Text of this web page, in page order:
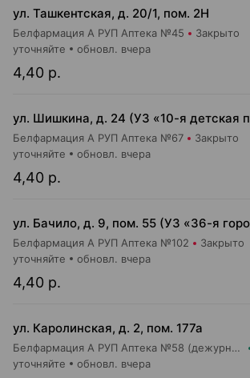
ул. Ташкентская, д. 20/1, пом. 2Н
Белфармация А РУП Аптека №45 Закрыто
4,40 р.
уточняйте обновл. вчера
ул. Шишкина, д. 24 (УЗ «10-я детская
Белфармация А РУП Аптека №67 Закрыто
4,40 р.
уточняйте обновл. вчера
Белфармация А РУП Аптека №102 Закрыто
4,40 р.
уточняйте обновл. вчера
ул. Каролинская, д. 2, пом. 177а
Белфармация А РУП Аптека №58 (дежурная)
уточняйте обновл. вчера